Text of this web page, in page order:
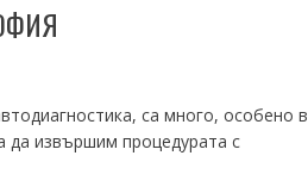
са много, особено в
да извършим процедурата с